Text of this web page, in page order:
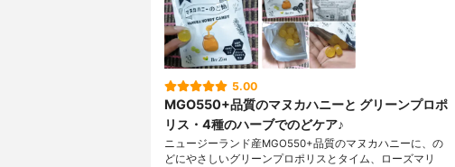
5.00
MGO550+品質のマヌカハニーと グリーンプロポ
リス・4種のハーブでのどケア♪
ニュージーランド産MGO550+品質のマヌカハニーに、の
どにやさしいグリーンプロポリスとタイム、ローズマリ